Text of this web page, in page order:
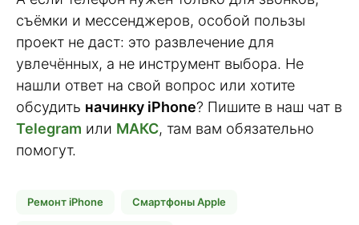
съёмки и мессенджеров, особой пользы
проект не даст: это развлечение для
увлечённых, а не инструмент выбора. Не
нашли ответ на свой вопрос или хотите
обсудить начинку iPhone? Пишите в наш чат в
Telegram или МАКС, там вам обязательно
помогут.
Ремонт iPhone Смартфоны Apple